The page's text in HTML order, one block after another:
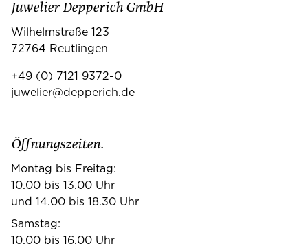
Juwelier Depperich GmbH
Wilhelmstraße 123
72764 Reutlingen
+49 (0) 7121 9372-0
juwelier@depperich.de
Öffnungszeiten.
Montag bis Freitag:
10.00 bis 13.00 Uhr
und 14.00 bis 18.30 Uhr
Samstag:
10.00 bis 16.00 Uhr